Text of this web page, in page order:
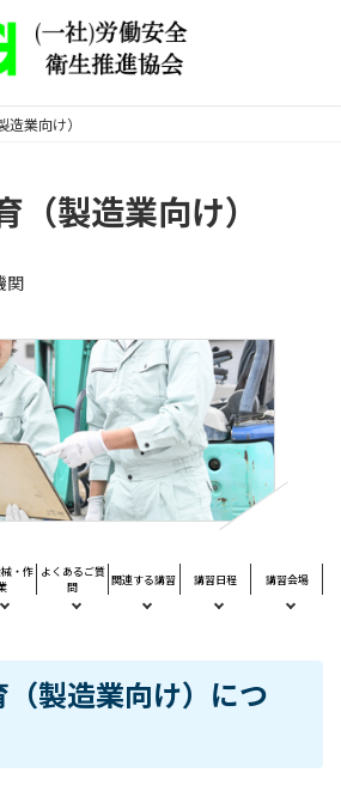
造業向け）
（製造業向け）
関
・作
よくあるご質
問
関連する講習 講習日程 講習会場
（製造業向け）につ